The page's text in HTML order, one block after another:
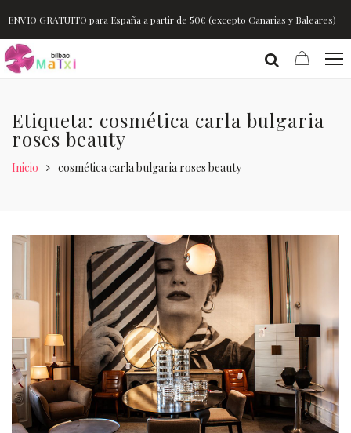
ENVIO GRATUITO para España a partir de 50€ (excepto Canarias y Baleares)
Etiqueta: cosmética carla bulgaria
roses beauty
Inicio cosmética carla bulgaria roses beauty